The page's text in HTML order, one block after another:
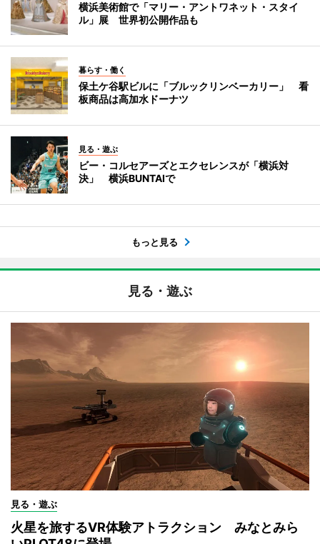
横浜美術館で「マリー・アントワネット・スタイ
ル」展 世界初公開作品も
暮らす・働く
保土ケ谷駅ビルに「ブルックリンベーカリー」 看
板商品は高加水ドーナツ
見る・遊ぶ
ビー・コルセアーズとエクセレンスが「横浜対
決」 横浜BUNTAIで
もっと見る
見る・遊ぶ
見る・遊ぶ
火星を旅するVR体験アトラクション みなとみら